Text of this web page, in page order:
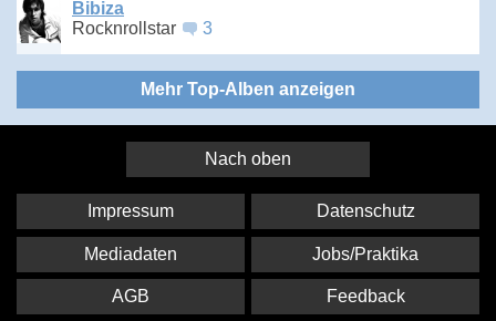
Bibiza
Rocknrollstar
3
Mehr Top-Alben anzeigen
Nach oben
Impressum Datenschutz
Mediadaten Jobs/Praktika
AGB Feedback